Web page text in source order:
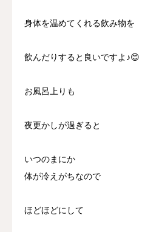
身体を温めてくれる飲み物を
飲んだりすると良いですよ♪😊
お風呂上りも
夜更かしが過ぎると
いつのまにか
体が冷えがちなので
ほどほどにして